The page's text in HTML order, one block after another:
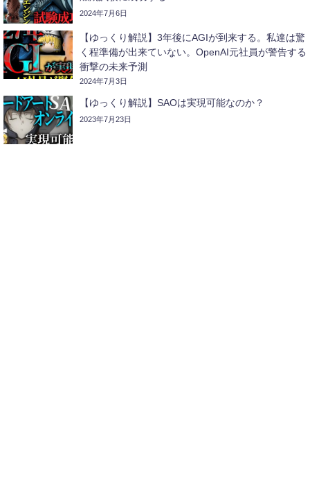
2024年7月6日
【ゆっくり解説】3年後にAGIが到来する。私達は驚
く程準備が出来ていない。OpenAI元社員が警告する
衝撃の未来予測
2024年7月3日
【ゆっくり解説】SAOは実現可能なのか？
2023年7月23日